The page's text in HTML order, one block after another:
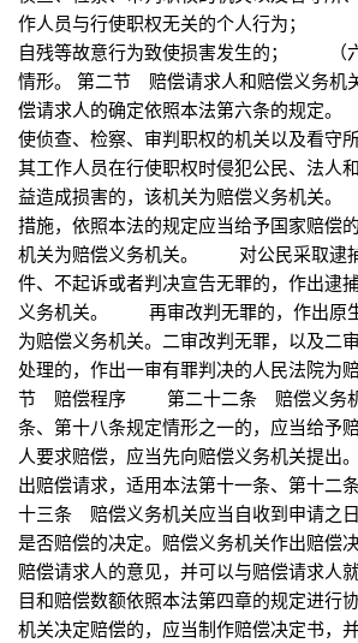
作人员与行使职权无关的个人行为； （
自残等故意行为致使损害发生的； （
情形。 第二节 赔偿请求人和赔偿义
偿请求人的确定依照本法第六条的规
使侦查、检察、审判职权的机关以及看守
其工作人员在行使职权时侵犯公民、法人
益造成损害的，该机关为赔偿义务机关
措施，依照本法的规定应当给予国家赔偿
机关为赔偿义务机关。 对公民采取逮
件、不起诉或者判决宣告无罪的，作出逮
义务机关。 再审改判无罪的，作出原
为赔偿义务机关。二审改判无罪，以及二
处理的，作出一审有罪判决的人民法院为
节 赔偿程序 第二十二条 赔偿义务机
条、第十八条规定情形之一的，应当给
人要求赔偿，应当先向赔偿义务机关提
出赔偿请求，适用本法第十一条、第十
十三条 赔偿义务机关应当自收到申请之
是否赔偿的决定。赔偿义务机关作出赔偿
赔偿请求人的意见，并可以与赔偿请求人
目和赔偿数额依照本法第四章的规定进
机关决定赔偿的，应当制作赔偿决定书，